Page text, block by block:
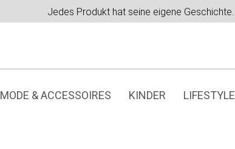
Jedes Produkt hat seine eigene Geschichte.
MODE & ACCESSOIRES KINDER LIFESTYLE